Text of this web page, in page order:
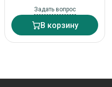
Задать вопрос
В корзину